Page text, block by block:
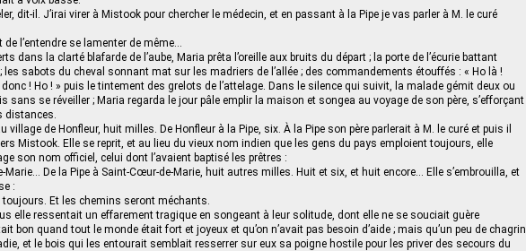
dit-il. J’irai virer à Mistook pour chercher le médecin, et en passant à la Pipe je vas parler à M. le curé
de l’entendre se lamenter de même…
dans la clarté blafarde de l’aube, Maria prêta l’oreille aux bruits du départ ; la porte de l’écurie battant
les sabots du cheval sonnant mat sur les madriers de l’allée ; des commandements étouffés : « Ho là !
donc ! Ho ! » puis le tintement des grelots de l’attelage. Dans le silence qui suivit, la malade gémit deux ou
sans se réveiller ; Maria regarda le jour pâle emplir la maison et songea au voyage de son père, s’efforçant
distances.
village de Honfleur, huit milles. De Honfleur à la Pipe, six. À la Pipe son père parlerait à M. le curé et puis il
Mistook. Elle se reprit, et au lieu du vieux nom indien que les gens du pays emploient toujours, elle
son nom officiel, celui dont l’avaient baptisé les prêtres :
Marie… De la Pipe à Saint-Cœur-de-Marie, huit autres milles. Huit et six, et huit encore… Elle s’embrouilla, et
:
Et les chemins seront méchants.
elle ressentait un effarement tragique en songeant à leur solitude, dont elle ne se souciait guère
bon quand tout le monde était fort et joyeux et qu’on n’avait pas besoin d’aide ; mais qu’un peu de chagrin
et le bois qui les entourait semblait resserrer sur eux sa poigne hostile pour les priver des secours du